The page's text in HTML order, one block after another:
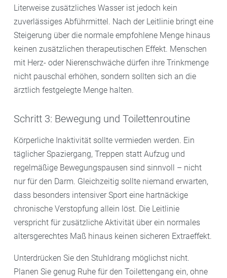
Literweise zusätzliches Wasser ist jedoch kein
zuverlässiges Abführmittel. Nach der Leitlinie bringt eine
Steigerung über die normale empfohlene Menge hinaus
keinen zusätzlichen therapeutischen Effekt. Menschen
mit Herz- oder Nierenschwäche dürfen ihre Trinkmenge
nicht pauschal erhöhen, sondern sollten sich an die
ärztlich festgelegte Menge halten.
Schritt 3: Bewegung und Toilettenroutine
Körperliche Inaktivität sollte vermieden werden. Ein
täglicher Spaziergang, Treppen statt Aufzug und
regelmäßige Bewegungspausen sind sinnvoll – nicht
nur für den Darm. Gleichzeitig sollte niemand erwarten,
dass besonders intensiver Sport eine hartnäckige
chronische Verstopfung allein löst. Die Leitlinie
verspricht für zusätzliche Aktivität über ein normales
altersgerechtes Maß hinaus keinen sicheren Extraeffekt.
Unterdrücken Sie den Stuhldrang möglichst nicht.
Planen Sie genug Ruhe für den Toilettengang ein, ohne